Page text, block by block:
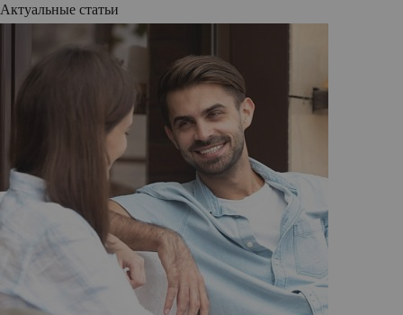
Актуальные статьи